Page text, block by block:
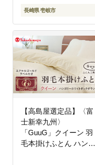
長崎県 壱岐市
【高島屋選定品】〈富
士新幸九州〉
「GuuG」クイーン 羽
毛本掛けふとん ハンガ